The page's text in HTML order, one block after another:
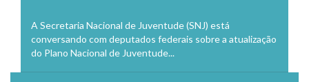
A Secretaria Nacional de Juventude (SNJ) está
conversando com deputados federais sobre a atualização
do Plano Nacional de Juventude...